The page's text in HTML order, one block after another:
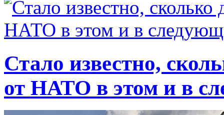
Стало известно,
от НАТО в этом и в